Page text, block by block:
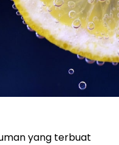
yang terbuat